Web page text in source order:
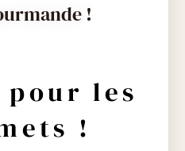
!
pour les
!